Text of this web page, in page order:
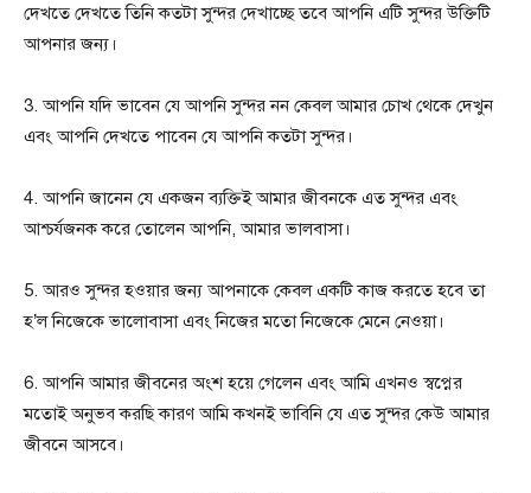
দেখতে দেখতে তিনি কতটা সুন্দর দেখাচ্ছে তবে আপনি এটি সুন্দর উক্তিটি
আপনার জন্য।
3. আপনি যদি ভাবেন যে আপনি সুন্দর নন কেবল আমার চোখ থেকে দেখুন
এবং আপনি দেখতে পাবেন যে আপনি কতটা সুন্দর।
4. আপনি জানেন যে একজন ব্যক্তিই আমার জীবনকে এত সুন্দর এবং
আশ্চর্যজনক করে তোলেন আপনি, আমার ভালবাসা।
5. আরও সুন্দর হওয়ার জন্য আপনাকে কেবল একটি কাজ করতে হবে তা
হ’ল নিজেকে ভালোবাসা এবং নিজের মতো নিজেকে মেনে নেওয়া।
6. আপনি আমার জীবনের অংশ হয়ে গেলেন এবং আমি এখনও স্বপ্নের
মতোই অনুভব করছি কারণ আমি কখনই ভাবিনি যে এত সুন্দর কেউ আমার
জীবনে আসবে।